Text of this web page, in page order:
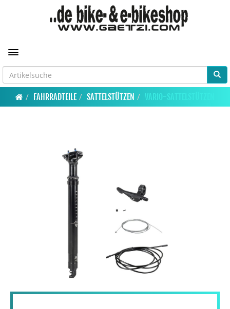
Toggle navigation
FAHRRADTEILE SATTELSTÜTZEN VARIO-SATTELSTÜTZEN